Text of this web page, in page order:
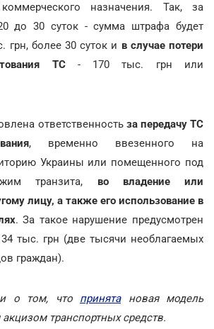
назначения. Так, за
до 30 суток - сумма штрафа будет
грн, более 30 суток и в случае потери
ТС- 170 тыс. грн или
ответственность за передачу ТС
, временно ввезенного на
Украины или помещенного под
транзита, во владение или
лицу, а также его использование в
. За такое нарушение предусмотрен
тыс. грн (две тысячи необлагаемых
граждан).
о том, что принятановая модель
транспортных средств.